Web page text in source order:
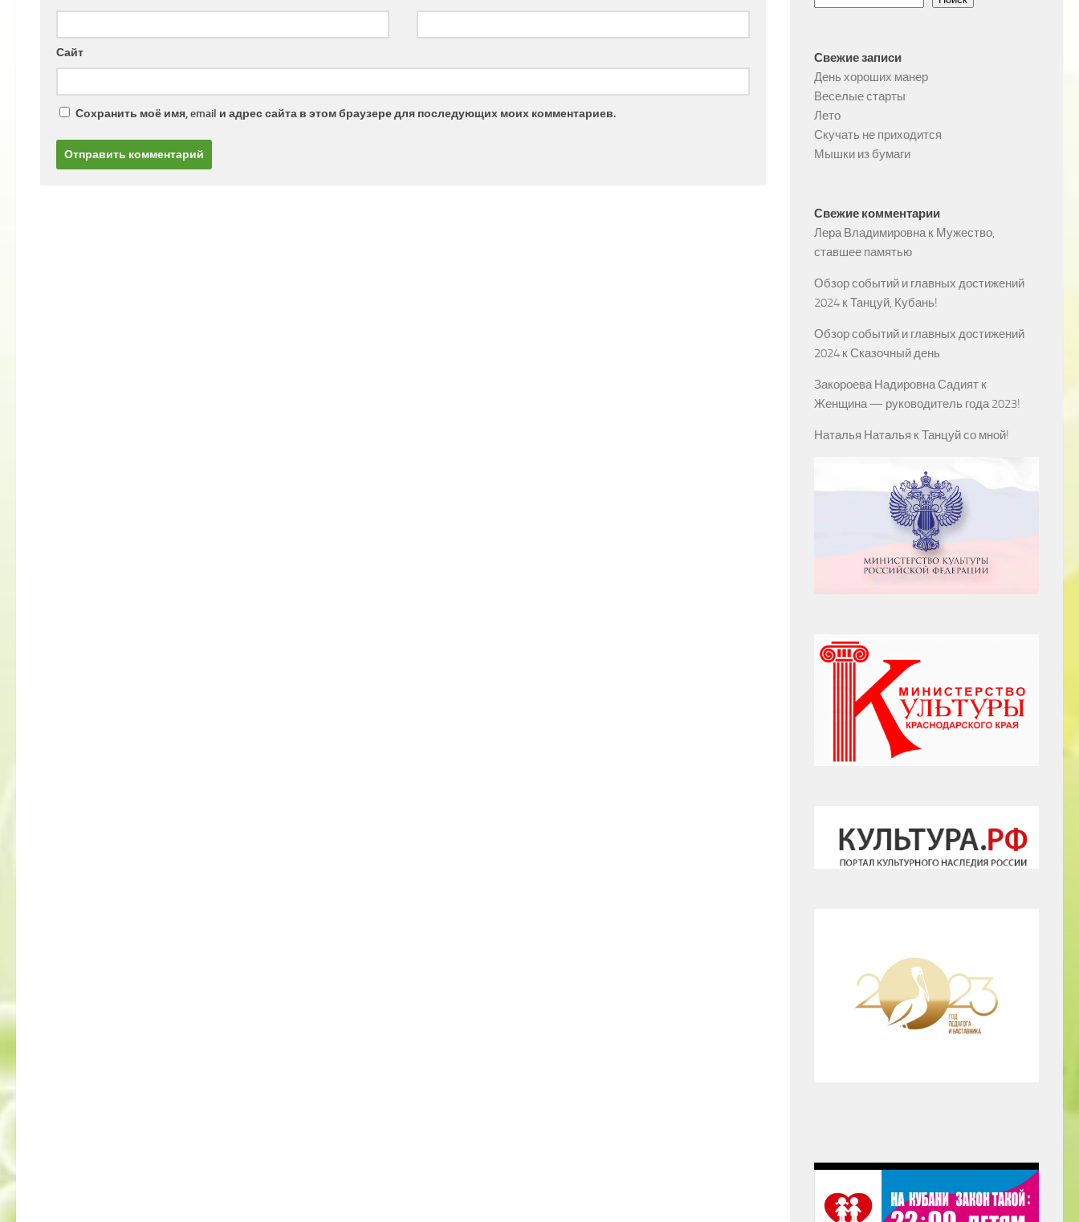
Сайт
Сохранить моё имя, email и адрес сайта в этом браузере для последующих моих комментариев.
Свежие записи
День хороших манер
Веселые старты
Лето
Скучать не приходится
Мышки из бумаги
Свежие комментарии
Лера Владимировнак Мужество,
ставшее памятью
Обзор событий и главных достижений
2024 кТанцуй, Кубань!
Обзор событий и главных достижений
2024 кСказочный день
Закороева Надировна Садият к
Женщина — руководитель года 2023!
Наталья Наталья кТанцуй со мной!